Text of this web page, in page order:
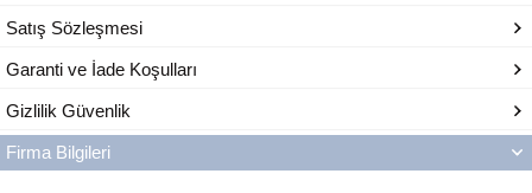
Satış Sözleşmesi
Garanti ve İade Koşulları
Gizlilik Güvenlik
Firma Bilgileri